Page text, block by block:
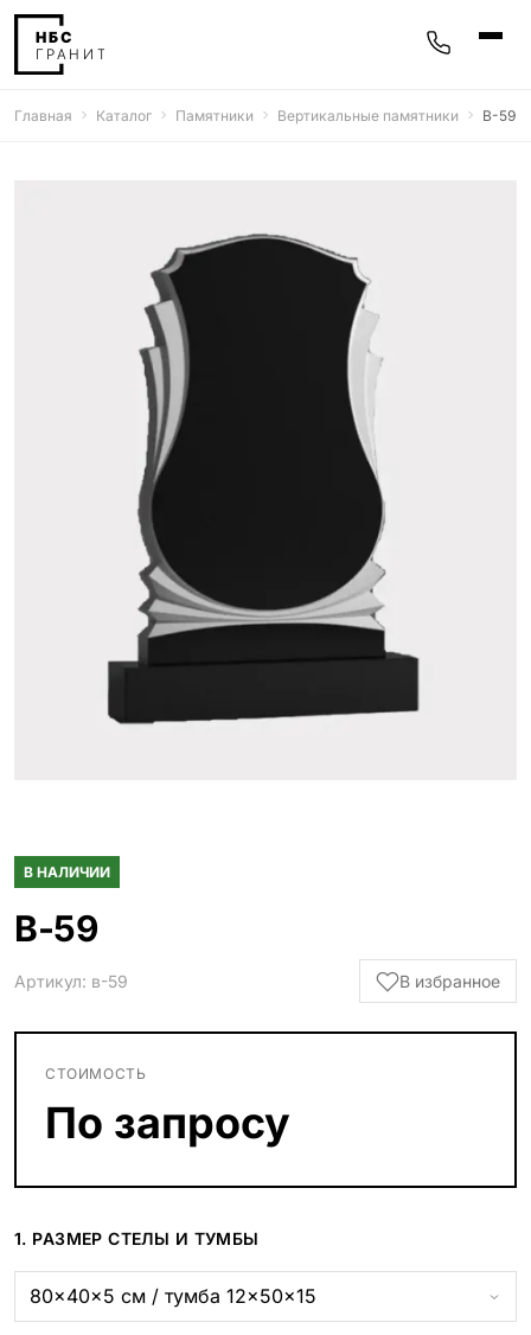
Гравировка
77 моделей
Фотокерамика
5 моделей
Надгробные плиты
30 моделей
Благоустройство
42 модели
Гранитные ограды
15 моделей
Металлические ограды
7 моделей
24 модели
Наши работы
145 моделей
Главная Каталог Памятники Вертикальные памятники В-59
В НАЛИЧИИ
В-59
Артикул: в-59 В избранное
СТОИМОСТЬ
По запросу
1. РАЗМЕР СТЕЛЫ И ТУМБЫ